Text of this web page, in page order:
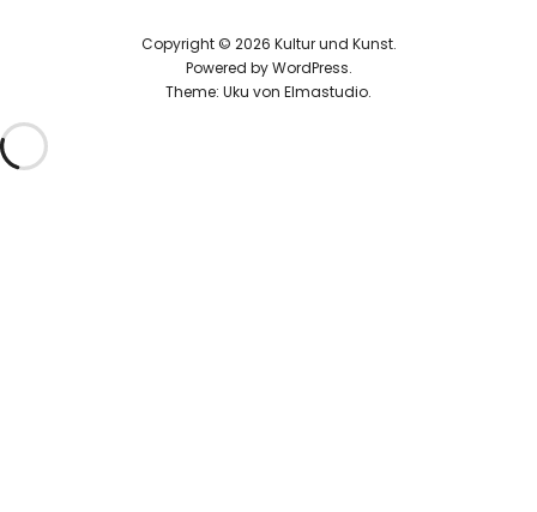
Copyright © 2026 Kultur und Kunst
Powered byWordPress
Theme: Uku von Elmastudio